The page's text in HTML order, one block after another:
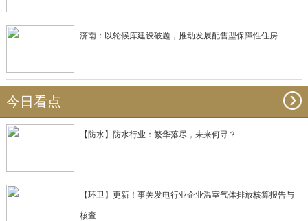
济南：以轮候库建设破题，推动发展配售型保障性住房
今日看点
【防水】防水行业：繁华落尽，未来何寻？
【环卫】更新！事关发电行业企业温室气体排放核算报告与
核查